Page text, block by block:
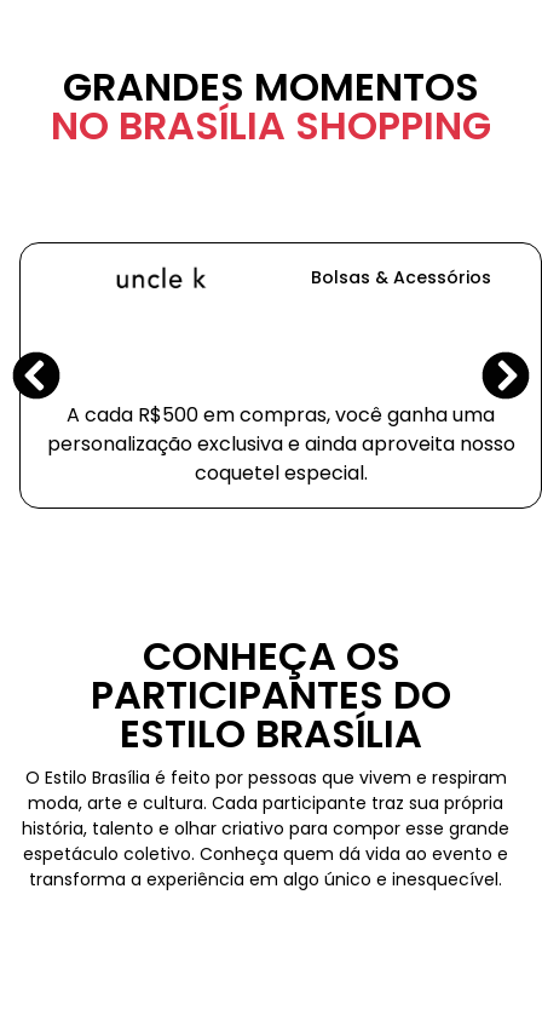
GRANDES MOMENTOS
NO BRASÍLIA SHOPPING
Bolsas & Acessórios
A cada R$500 em compras, você ganha uma
personalização exclusiva e ainda aproveita nosso
coquetel especial.
CONHEÇA OS
PARTICIPANTES DO
ESTILO BRASÍLIA
O Estilo Brasília é feito por pessoas que vivem e respiram
moda, arte e cultura. Cada participante traz sua própria
história, talento e olhar criativo para compor esse grande
espetáculo coletivo. Conheça quem dá vida ao evento e
transforma a experiência em algo único e inesquecível.